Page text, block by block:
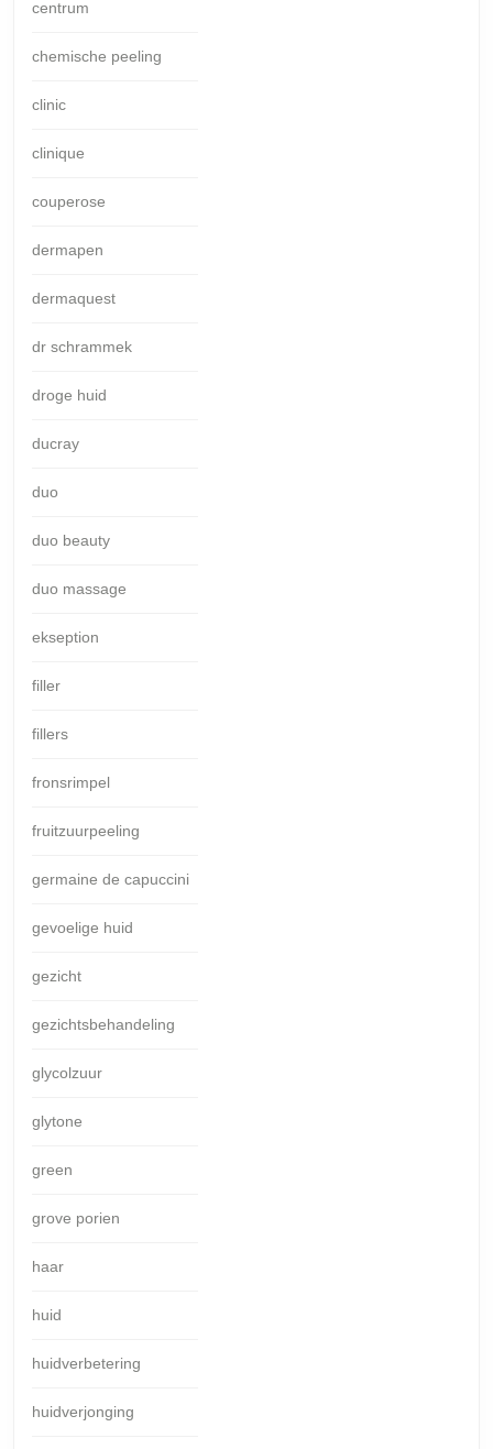
centrum
chemische peeling
clinic
clinique
couperose
dermapen
dermaquest
dr schrammek
droge huid
ducray
duo
duo beauty
duo massage
ekseption
filler
fillers
fronsrimpel
fruitzuurpeeling
germaine de capuccini
gevoelige huid
gezicht
gezichtsbehandeling
glycolzuur
glytone
green
grove porien
haar
huid
huidverbetering
huidverjonging